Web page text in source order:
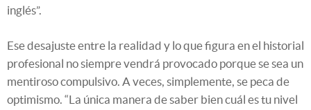
inglés”.
Ese desajuste entre la realidad y lo que figura en el historial
profesional no siempre vendrá provocado porque se sea un
mentiroso compulsivo. A veces, simplemente, se peca de
optimismo. “La única manera de saber bien cuál es tu nivel